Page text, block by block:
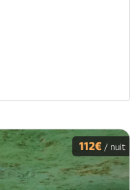
112€ / nuit